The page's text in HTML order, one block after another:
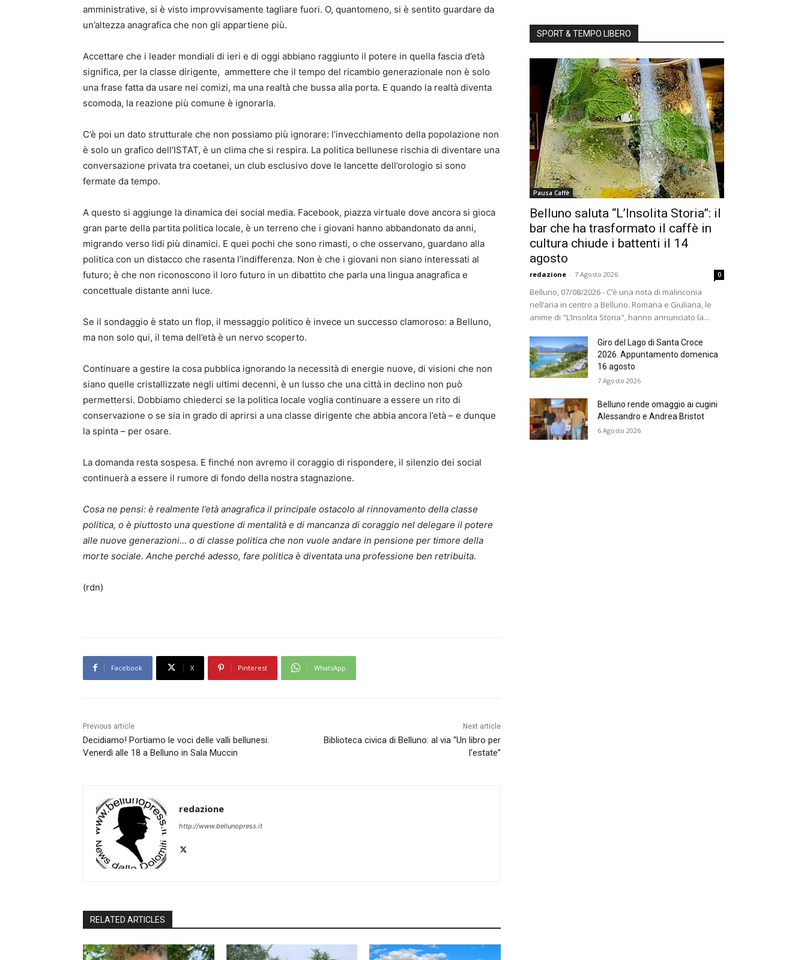
amministrative, si è visto improvvisamente tagliare fuori. O, quantomeno, si è sentito guardare da
un’altezza anagrafica che non gli appartiene più.
Accettare che i leader mondiali di ieri e di oggi abbiano raggiunto il potere in quella fascia d’età
significa, per la classe dirigente, ammettere che il tempo del ricambio generazionale non è solo
una frase fatta da usare nei comizi, ma una realtà che bussa alla porta. E quando la realtà diventa
scomoda, la reazione più comune è ignorarla.
C’è poi un dato strutturale che non possiamo più ignorare: l’invecchiamento della popolazione non
è solo un grafico dell’ISTAT, è un clima che si respira. La politica bellunese rischia di diventare una
conversazione privata tra coetanei, un club esclusivo dove le lancette dell’orologio si sono
fermate da tempo.
A questo si aggiunge la dinamica dei social media. Facebook, piazza virtuale dove ancora si gioca
gran parte della partita politica locale, è un terreno che i giovani hanno abbandonato da anni,
migrando verso lidi più dinamici. E quei pochi che sono rimasti, o che osservano, guardano alla
politica con un distacco che rasenta l’indifferenza. Non è che i giovani non siano interessati al
futuro; è che non riconoscono il loro futuro in un dibattito che parla una lingua anagrafica e
concettuale distante anni luce.
Se il sondaggio è stato un flop, il messaggio politico è invece un successo clamoroso: a Belluno,
ma non solo qui, il tema dell’età è un nervo scoperto.
Continuare a gestire la cosa pubblica ignorando la necessità di energie nuove, di visioni che non
siano quelle cristallizzate negli ultimi decenni, è un lusso che una città in declino non può
permettersi. Dobbiamo chiederci se la politica locale voglia continuare a essere un rito di
conservazione o se sia in grado di aprirsi a una classe dirigente che abbia ancora l’età – e dunque
la spinta – per osare.
La domanda resta sospesa. E finché non avremo il coraggio di rispondere, il silenzio dei social
continuerà a essere il rumore di fondo della nostra stagnazione.
Cosa ne pensi: è realmente l’età anagrafica il principale ostacolo al rinnovamento della classe
politica, o è piuttosto una questione di mentalità e di mancanza di coraggio nel delegare il potere
alle nuove generazioni… o di classe politica che non vuole andare in pensione per timore della
morte sociale. Anche perché adesso, fare politica è diventata una professione ben retribuita.
(rdn)
Facebook X Pinterest WhatsApp
Previous article
Decidiamo! Portiamo le voci delle valli bellunesi.
Venerdì alle 18 a Belluno in Sala Muccin
Next article
Biblioteca civica di Belluno: al via “Un libro per
l’estate”
redazione
http://www.bellunopress.it
RELATED ARTICLES
SPORT & TEMPO LIBERO
Pausa Caffè
Belluno saluta “L’Insolita Storia”: il
bar che ha trasformato il caffè in
cultura chiude i battenti il 14
agosto
redazione - 7 Agosto 2026 0
Belluno, 07/08/2026 - C’è una nota di malinconia
nell’aria in centro a Belluno. Romana e Giuliana, le
anime di "L’Insolita Storia", hanno annunciato la...
Giro del Lago di Santa Croce
2026. Appuntamento domenica
16 agosto
7 Agosto 2026
Belluno rende omaggio ai cugini
Alessandro e Andrea Bristot
6 Agosto 2026